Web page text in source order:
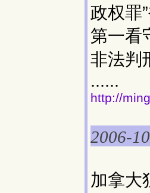
政权罪
第一看
非法判
......
http://
2006-
加拿大